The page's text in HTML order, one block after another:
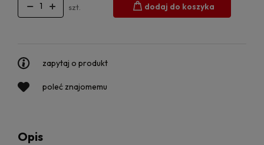
szt. dodaj do koszyka
zapytaj o produkt
poleć znajomemu
Opis